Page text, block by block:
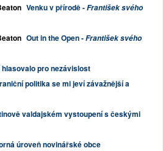
Venku v přírodě -František svého
Out in the Open -František svého
pro nezávislost
politika se mi jeví závažnější a
valdajském vystoupení s českými
úroveň novinářské obce